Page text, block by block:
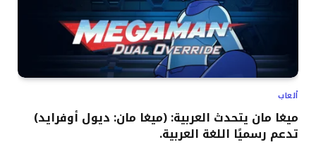
ألعاب
ميغا مان يتحدث العربية: (ميغا مان: ديول أوفرايد)
تدعم رسميًا اللغة العربية.